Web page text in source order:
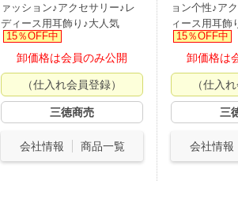
ァッション♪アクセサリー♪レ
ディース用耳飾り♪大人気
15％OFF中
卸価格は会員のみ公開
（仕入れ会員登録）
三徳商売
会社情報 商品一覧
ョン个性♪ア
ィース用耳飾
15％OFF中
卸価格は
（仕入
三
会社情報